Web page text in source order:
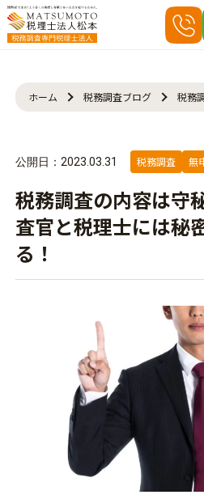
ホーム 税務調査ブログ 税務
公開日：2023.03.31 税務調査 無
税務調査の内容は守
査官と税理士には秘
る！